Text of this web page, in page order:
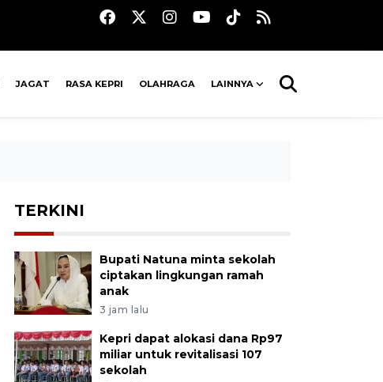
JAGAT RASA KEPRI OLAHRAGA LAINNYA
TERKINI
Bupati Natuna minta sekolah
ciptakan lingkungan ramah
anak
3 jam lalu
Kepri dapat alokasi dana Rp97
miliar untuk revitalisasi 107
sekolah